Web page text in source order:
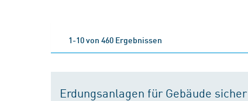
1-10 von 460 Ergebnissen
Erdungsanlagen für Gebäude